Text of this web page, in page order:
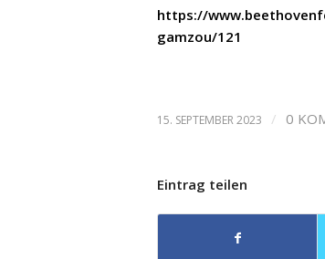
https://
gamzou/121
15. SEPTEMBER 2023 / 0
Eintrag teilen